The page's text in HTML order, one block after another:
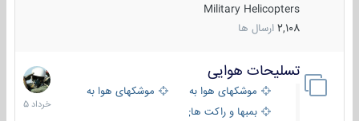
Military Helicopters
2,108 ارسال ها
تسلیحات هوایی
موشکهای هوا به هوا
موشکهای هوا به سطح
بمبها و راکت های هوایی
30
خرداد
1405